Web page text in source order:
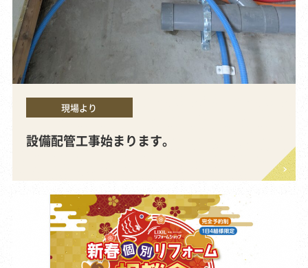
現場より
設備配管工事始まります。